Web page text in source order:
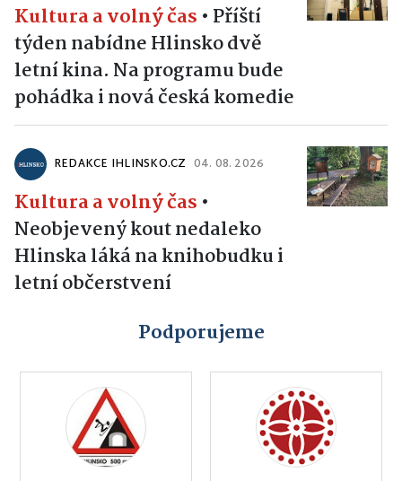
Kultura a volný čas • Příští
týden nabídne Hlinsko dvě
letní kina. Na programu bude
pohádka i nová česká komedie
REDAKCE IHLINSKO.CZ 04. 08. 2026
Kultura a volný čas •
Neobjevený kout nedaleko
Hlinska láká na knihobudku i
letní občerstvení
Podporujeme